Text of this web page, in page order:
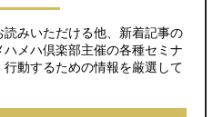
読みいただける他、新着記事の
メハ倶楽部主催の各種セミナ
動するための情報を厳選して